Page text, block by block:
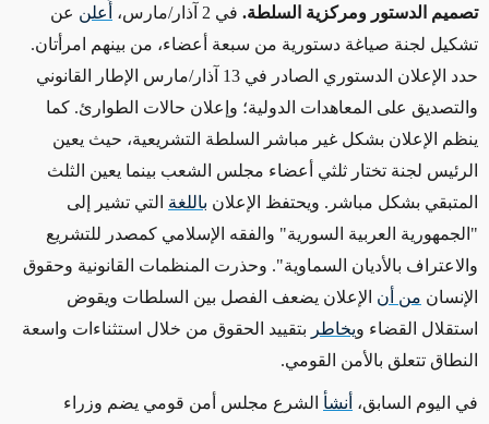
تصميم الدستور ومركزية السلطة. في 2 آذار/مارس، أُعلن عن
تشكيل لجنة صياغة دستورية من سبعة أعضاء، من بينهم امرأتان.
حدد الإعلان الدستوري الصادر في 13 آذار/مارس الإطار القانوني
والتصديق على المعاهدات الدولية؛ وإعلان حالات الطوارئ. كما
ينظم الإعلان بشكل غير مباشر السلطة التشريعية، حيث يعين
الرئيس لجنة تختار ثلثي أعضاء مجلس الشعب بينما يعين الثلث
المتبقي بشكل مباشر. ويحتفظ الإعلان باللغة التي تشير إلى
"الجمهورية العربية السورية" والفقه الإسلامي كمصدر للتشريع
والاعتراف بالأديان السماوية". وحذرت المنظمات القانونية وحقوق
الإنسان من أن الإعلان يضعف الفصل بين السلطات ويقوض
استقلال القضاء ويخاطر بتقييد الحقوق من خلال استثناءات واسعة
النطاق تتعلق بالأمن القومي.
في اليوم السابق، أنشأ الشرع مجلس أمن قومي يضم وزراء